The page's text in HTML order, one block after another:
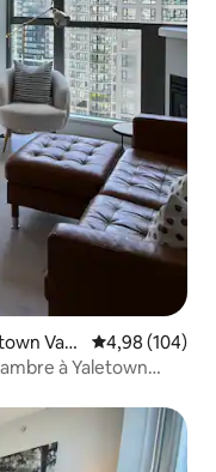
Van
Évaluation
4,98 (104)
à Yaletown